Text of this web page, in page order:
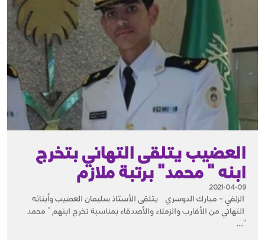
العضيب يتلقى التهاني بتخرج
ابنه " محمد" برتبة ملازم
2021-04-09
الزلفي – مبارك الدوسري يتلقى الأستاذ سليمان العضيب وأبنائه
التهاني من الأقارب والزملاء والأصدقاء بمناسبة تخرج ابنهم " محمد
"...